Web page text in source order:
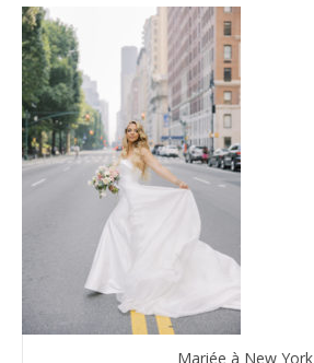
Mariée à New York